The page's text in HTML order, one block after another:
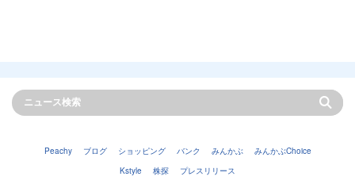
Peachy ブログ ショッピング バンク みんかぶ
みんかぶChoice
Kstyle
株探 プレスリリース